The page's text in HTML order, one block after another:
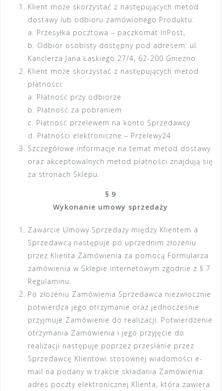
Klient może skorzystać z następujących metod
dostawy lub odbioru zamówionego Produktu:
a. Przesyłka pocztowa – paczkomat InPost,
b. Odbiór osobisty dostępny pod adresem: ul.
Kanclerza Jana Łaskiego 27/4, 62-200 Gniezno
Klient może skorzystać z następujących metod
płatności:
a. Płatność przy odbiorze
b. Płatność za pobraniem
c. Płatność przelewem na konto Sprzedawcy
d. Płatności elektroniczne – Przelewy24
Szczegółowe informacje na temat metod dostawy
oraz akceptowalnych metod płatności znajdują się
za stronach Sklepu.
§ 9
Wykonanie umowy sprzedaży
Zawarcie Umowy Sprzedaży między Klientem a
Sprzedawcą następuje po uprzednim złożeniu
przez Klienta Zamówienia za pomocą Formularza
zamówienia w Sklepie internetowym zgodnie z § 7
Regulaminu.
Po złożeniu Zamówienia Sprzedawca niezwłocznie
potwierdza jego otrzymanie oraz jednocześnie
przyjmuje Zamówienie do realizacji. Potwierdzenie
otrzymania Zamówienia i jego przyjęcie do
realizacji następuje poprzez przesłanie przez
Sprzedawcę Klientowi stosownej wiadomości e-
mail na podany w trakcie składania Zamówienia
adres poczty elektronicznej Klienta, która zawiera